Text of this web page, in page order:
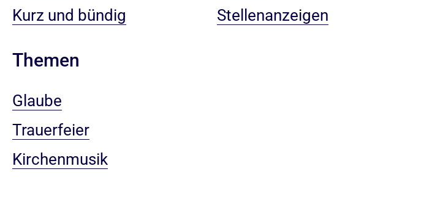
Kurz und bündig
Themen
Glaube
Trauerfeier
Kirchenmusik
Stellenanzeigen